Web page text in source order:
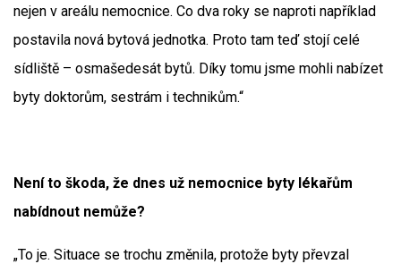
nejen v areálu nemocnice. Co dva roky se naproti například
postavila nová bytová jednotka. Proto tam teď stojí celé
sídliště – osmašedesát bytů. Díky tomu jsme mohli nabízet
byty doktorům, sestrám i technikům.“
Není to škoda, že dnes už nemocnice byty lékařům
nabídnout nemůže?
„To je. Situace se trochu změnila, protože byty převzal